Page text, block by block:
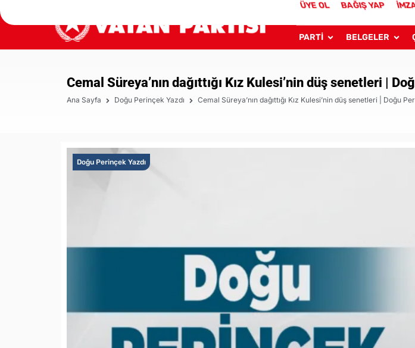
ÜYE OL BAĞIŞ YAP
PARTİ BELGELER
Cemal Süreya’nın dağıttığı Kız Kulesi’nin düş senetleri |
Ana Sayfa Doğu Perinçek Yazdı Cemal Süreya’nın dağıttığı Kız Kulesi’nin düş senetleri | Doğu
Doğu Perinçek Yazdı